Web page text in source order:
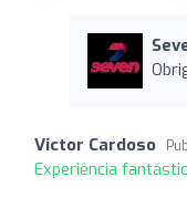
Victor Cardoso
Experiência